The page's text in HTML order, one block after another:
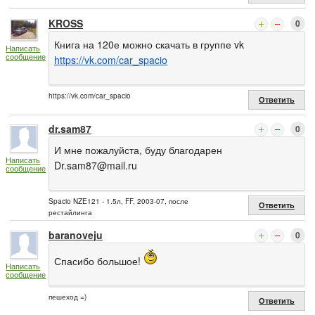
Написать
сообщение
KROSS 0
Книга на 120е можно скачать в группе vk
https://vk.com/car_spacio
https://vk.com/car_spacio Ответить
Написать
сообщение
dr.sam87 0
И мне пожалуйста, буду благодарен
Dr.sam87@mail.ru
Spacio NZE121 - 1.5л, FF, 2003-07, после
рестайлинга
Ответить
Написать
сообщение
baranoveju 0
Спасибо большое!
пешеход =) Ответить